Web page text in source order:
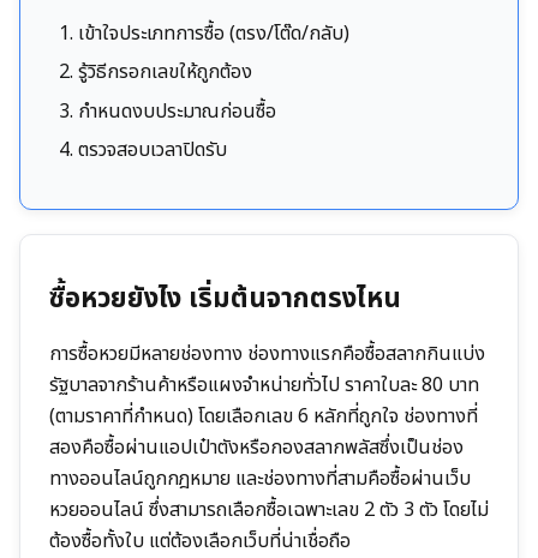
เข้าใจประเภทการซื้อ (ตรง/โต๊ด/กลับ)
รู้วิธีกรอกเลขให้ถูกต้อง
กำหนดงบประมาณก่อนซื้อ
ตรวจสอบเวลาปิดรับ
ซื้อหวยยังไง เริ่มต้นจากตรงไหน
การซื้อหวยมีหลายช่องทาง ช่องทางแรกคือซื้อสลากกินแบ่ง
รัฐบาลจากร้านค้าหรือแผงจำหน่ายทั่วไป ราคาใบละ 80 บาท
(ตามราคาที่กำหนด) โดยเลือกเลข 6 หลักที่ถูกใจ ช่องทางที่
สองคือซื้อผ่านแอปเป๋าตังหรือกองสลากพลัสซึ่งเป็นช่อง
ทางออนไลน์ถูกกฎหมาย และช่องทางที่สามคือซื้อผ่านเว็บ
หวยออนไลน์ ซึ่งสามารถเลือกซื้อเฉพาะเลข 2 ตัว 3 ตัว โดยไม่
ต้องซื้อทั้งใบ แต่ต้องเลือกเว็บที่น่าเชื่อถือ